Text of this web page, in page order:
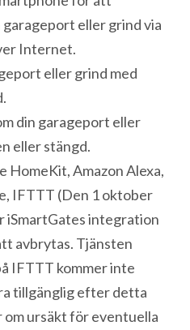
eller grind via
Internet.
eller grind med
din garageport eller
eller stängd.
HomeKit, Amazon Alexa,
IFTTT (Den 1 oktober
iSmartGates integration
avbrytas. Tjänsten
IFTTT kommer inte
tillgänglig efter detta
om ursäkt för eventuella